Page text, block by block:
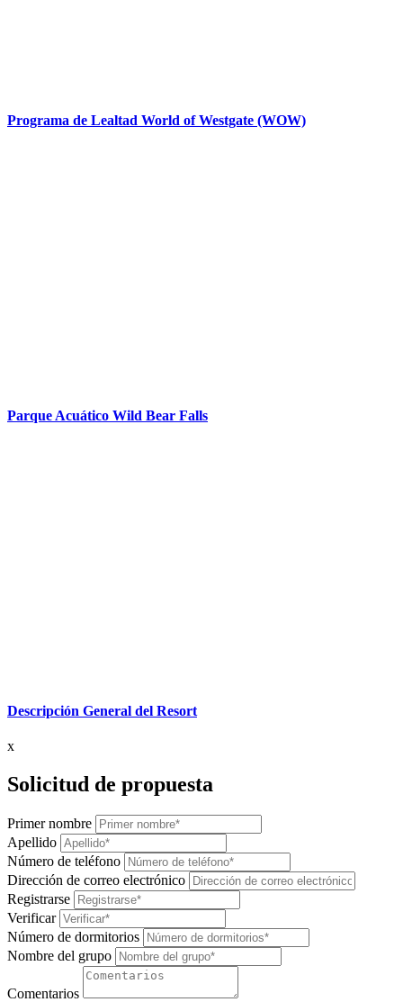
Programa de Lealtad World of Westgate (WOW)
Parque Acuático Wild Bear Falls
Descripción General del Resort
x
Solicitud de propuesta
Primer nombre
Apellido
Número de teléfono
Dirección de correo electrónico
Registrarse
Verificar
Número de dormitorios
Nombre del grupo
Comentarios